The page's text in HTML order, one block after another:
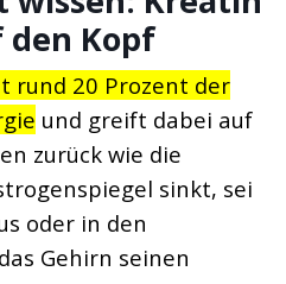
Kopf
rund 20 Prozent der
und greift dabei auf
zurück wie die
sinkt, sei
oder in den
Gehirn seinen